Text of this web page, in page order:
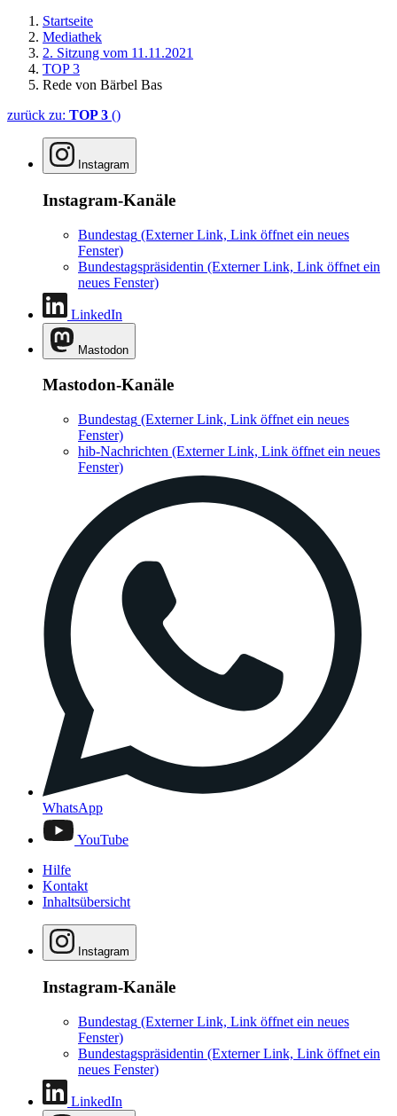
Startseite
Mediathek
2. Sitzung vom 11.11.2021
TOP 3
Rede von Bärbel Bas
zurück zu: TOP 3 ()
Instagram
Instagram-Kanäle
Bundestag (Externer Link, Link öffnet ein neues
Fenster)
Bundestagspräsidentin (Externer Link, Link öffnet ein
neues Fenster)
LinkedIn
Mastodon
Mastodon-Kanäle
Bundestag (Externer Link, Link öffnet ein neues
Fenster)
hib-Nachrichten (Externer Link, Link öffnet ein neues
Fenster)
WhatsApp
YouTube
Hilfe
Kontakt
Inhaltsübersicht
Instagram
Instagram-Kanäle
Bundestag (Externer Link, Link öffnet ein neues
Fenster)
Bundestagspräsidentin (Externer Link, Link öffnet ein
neues Fenster)
LinkedIn